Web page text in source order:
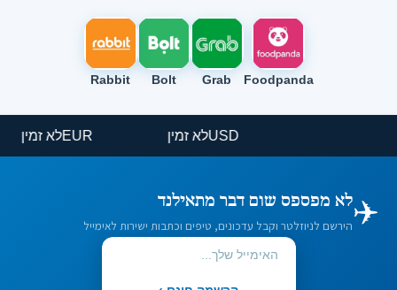
Foodpanda
Grab
Bolt
Rabbit
USDלא זמין EURלא
✈️לא מפספס שום דבר מתאילנד
הירשם לניוזלטר וקבל עדכונים, טיפים וכתבות ישירות לאימייל